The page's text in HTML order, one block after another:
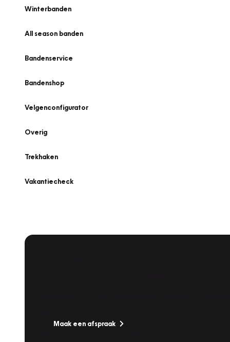
Winterbanden
All season banden
Bandenservice
Bandenshop
Velgenconfigurator
Overig
Trekhaken
Vakantiecheck
Maak een afspraak